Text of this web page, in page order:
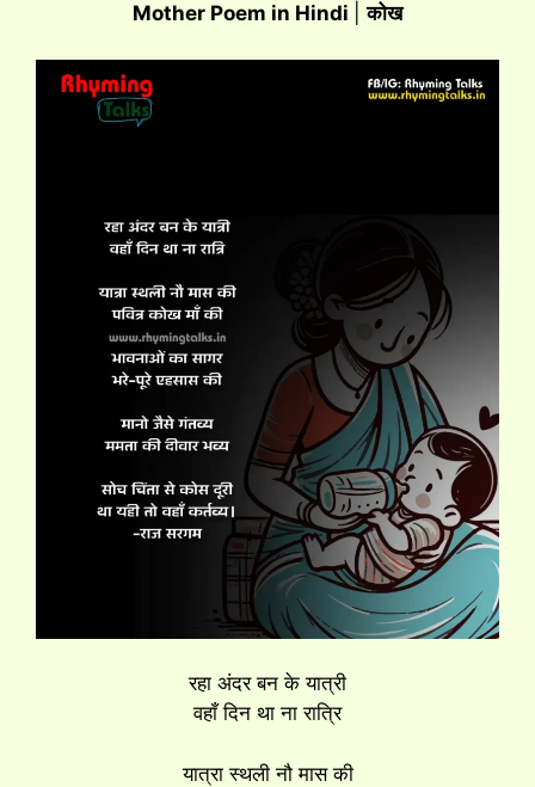
Mother Poem in Hindi |कोख
रहा अंदर बन के यात्री
वहाँ दिन था ना रात्रि
यात्रा स्थली नौ मास की